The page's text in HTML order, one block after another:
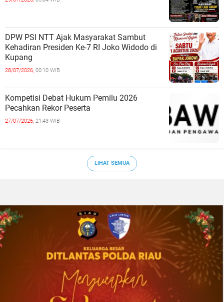
DPW PSI NTT Ajak Masyarakat Sambut
Kehadiran Presiden Ke-7 RI Joko Widodo di
Kupang
28/07/2026, 00:10 WIB
Kompetisi Debat Hukum Pemilu 2026
Pecahkan Rekor Peserta
27/07/2026, 21:43 WIB
LIHAT SEMUA